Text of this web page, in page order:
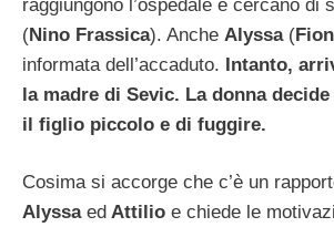
raggiungono l’ospedale e cercano di
(Nino Frassica). Anche Alyssa(
informata dell’accaduto. Intanto,
la madre di Sevic. La donna
il figlio piccolo e di fuggire.
Cosima si accorge che c’è un
Alyssaed Attilio e chiede le